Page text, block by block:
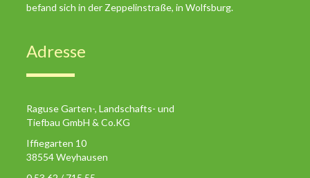
befand sich in der Zeppelinstraße, in Wolfsburg.
Adresse
Raguse Garten-, Landschafts- und
Tiefbau GmbH & Co.KG
Iffiegarten 10
38554 Weyhausen